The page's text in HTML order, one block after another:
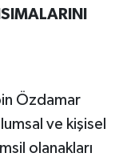
Özdamar
ve kişisel
olanakları